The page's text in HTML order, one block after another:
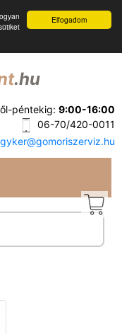
Elfogadom
.hu
péntekig: 9:00-16:00
06-70/420-0011